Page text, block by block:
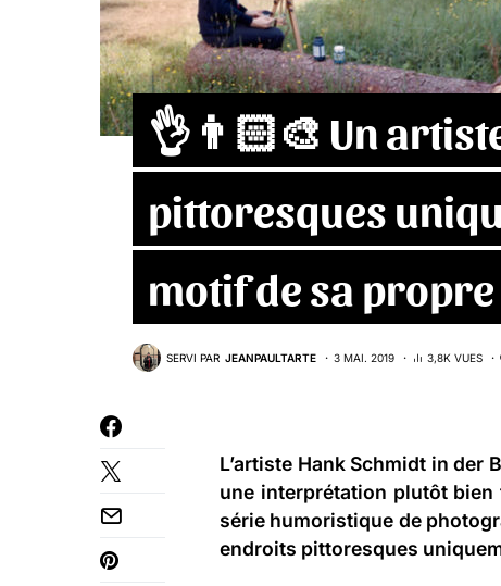
👌👨🏻‍🎨 Un
pittoresques
motif de sa
SERVI PAR JEANPAULTARTE 3 MAI. 2019 3,8K VUES
L’artiste Hank Schmidt in der
une interprétation plutôt
série humoristique de
endroits pittoresques